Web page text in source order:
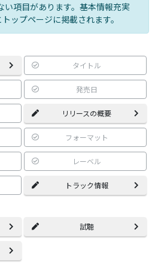
い項目があります。基本情報充実
ップページに掲載されます。
タイトル
発売日
リリースの概要
フォーマット
レーベル
トラック情報
試聴